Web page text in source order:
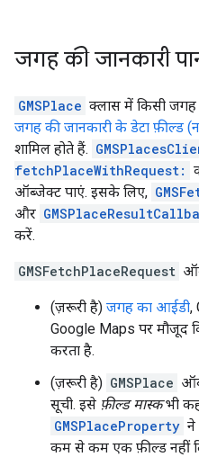
जगह की जानकारी
GMSPlace क्लास में किसी जगह
जगह की जानकारी के डेटा फ़ील्ड
शामिल होते हैं.
fetchPlaceWithRequest:
ऑब्जेक्ट पाएं. इसके लिए,
और
करें.
GMSFetchPlaceRequest
(ज़रूरी है) जगह का आईडी,
Google Maps पर मौजूद
करता है.
(ज़रूरी है) GMSPlace
सूची. इसे फ़ील्ड मास्कभी
GMSPlaceProperty ने
कम से कम एक फ़ील्ड नहीं